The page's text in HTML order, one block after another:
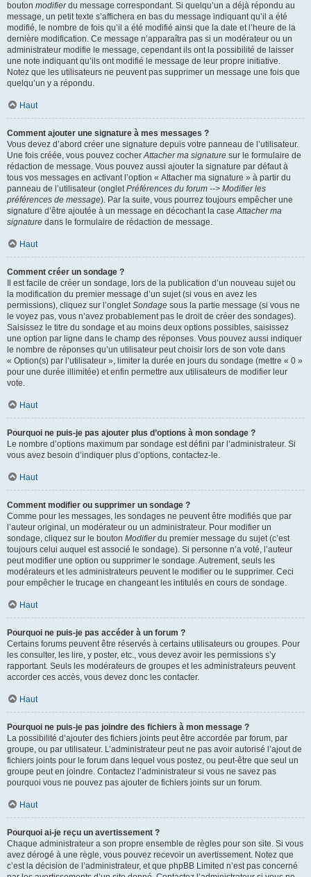
bouton modifierdu message correspondant. Si quelqu’un a déjà répondu au
message, un petit texte s’affichera en bas du message indiquant qu’il a été
modifié, le nombre de fois qu’il a été modifié ainsi que la date et l’heure de la
dernière modification. Ce message n’apparaîtra pas si un modérateur ou un
administrateur modifie le message, cependant ils ont la possibilité de laisser
une note indiquant qu’ils ont modifié le message de leur propre initiative.
Notez que les utilisateurs ne peuvent pas supprimer un message une fois que
quelqu’un y a répondu.
Haut
Comment ajouter une signature à mes messages ?
Vous devez d’abord créer une signature depuis votre panneau de l’utilisateur.
Une fois créée, vous pouvez cocherAttacher ma signature sur le formulaire de
rédaction de message. Vous pouvez aussi ajouter la signature par défaut à
tous vos messages en activant l’option « Attacher ma signature » à partir du
panneau de l’utilisateur (ongletPréférences du forum --> Modifier les
préférences de message). Par la suite, vous pourrez toujours empêcher une
signature d’être ajoutée à un message en décochant la caseAttacher ma
signature dans le formulaire de rédaction de message.
Haut
Comment créer un sondage ?
Il est facile de créer un sondage, lors de la publication d’un nouveau sujet ou
la modification du premier message d’un sujet (si vous en avez les
permissions), cliquez sur l’ongletSondage sous la partie message (si vous ne
le voyez pas, vous n’avez probablement pas le droit de créer des sondages).
Saisissez le titre du sondage et au moins deux options possibles, saisissez
une option par ligne dans le champ des réponses. Vous pouvez aussi indiquer
le nombre de réponses qu’un utilisateur peut choisir lors de son vote dans
« Option(s) par l’utilisateur », limiter la durée en jours du sondage (mettre « 0 »
pour une durée illimitée) et enfin permettre aux utilisateurs de modifier leur
vote.
Haut
Pourquoi ne puis-je pas ajouter plus d’options à mon sondage ?
Le nombre d’options maximum par sondage est défini par l’administrateur. Si
vous avez besoin d’indiquer plus d’options, contactez-le.
Haut
Comment modifier ou supprimer un sondage ?
Comme pour les messages, les sondages ne peuvent être modifiés que par
l’auteur original, un modérateur ou un administrateur. Pour modifier un
sondage, cliquez sur le bouton Modifierdu premier message du sujet (c’est
toujours celui auquel est associé le sondage). Si personne n’a voté, l’auteur
peut modifier une option ou supprimer le sondage. Autrement, seuls les
modérateurs et les administrateurs peuvent le modifier ou le supprimer. Ceci
pour empêcher le trucage en changeant les intitulés en cours de sondage.
Haut
Pourquoi ne puis-je pas accéder à un forum ?
Certains forums peuvent être réservés à certains utilisateurs ou groupes. Pour
les consulter, les lire, y poster, etc., vous devez avoir les permissions s’y
rapportant. Seuls les modérateurs de groupes et les administrateurs peuvent
accorder ces accès, vous devez donc les contacter.
Haut
Pourquoi ne puis-je pas joindre des fichiers à mon message ?
La possibilité d’ajouter des fichiers joints peut être accordée par forum, par
groupe, ou par utilisateur. L’administrateur peut ne pas avoir autorisé l’ajout de
fichiers joints pour le forum dans lequel vous postez, ou peut-être que seul un
groupe peut en joindre. Contactez l’administrateur si vous ne savez pas
pourquoi vous ne pouvez pas ajouter de fichiers joints sur un forum.
Haut
Pourquoi ai-je reçu un avertissement ?
Chaque administrateur a son propre ensemble de règles pour son site. Si vous
avez dérogé à une règle, vous pouvez recevoir un avertissement. Notez que
c’est la décision de l’administrateur, et que phpBB Limited n’est pas concerné